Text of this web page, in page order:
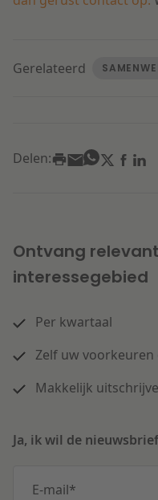
Gerelateerd
Delen:
Ontvang
interessegebied
Per kwartaal
Zelf uw voorkeuren
Makkelijk
Ja, ik wil de
E-mail*